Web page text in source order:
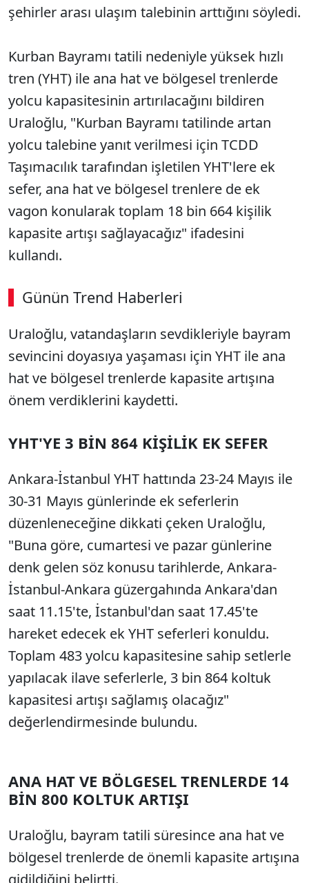
şehirler arası ulaşım talebinin arttığını söyledi.
Kurban Bayramı tatili nedeniyle yüksek hızlı
tren (YHT) ile ana hat ve bölgesel trenlerde
yolcu kapasitesinin artırılacağını bildiren
Uraloğlu, "Kurban Bayramı tatilinde artan
yolcu talebine yanıt verilmesi için TCDD
Taşımacılık tarafından işletilen YHT'lere ek
sefer, ana hat ve bölgesel trenlere de ek
vagon konularak toplam 18 bin 664 kişilik
kapasite artışı sağlayacağız" ifadesini
kullandı.
Günün Trend Haberleri
SÖZCÜ SON DAKİKA
Uraloğlu, vatandaşların sevdikleriyle bayram
sevincini doyasıya yaşaması için YHT ile ana
hat ve bölgesel trenlerde kapasite artışına
önem verdiklerini kaydetti.
YHT'YE 3 BİN 864 KİŞİLİK EK SEFER
Ankara-İstanbul YHT hattında 23-24 Mayıs ile
30-31 Mayıs günlerinde ek seferlerin
düzenleneceğine dikkati çeken Uraloğlu,
"Buna göre, cumartesi ve pazar günlerine
denk gelen söz konusu tarihlerde, Ankara-
İstanbul-Ankara güzergahında Ankara'dan
saat 11.15'te, İstanbul'dan saat 17.45'te
hareket edecek ek YHT seferleri konuldu.
Toplam 483 yolcu kapasitesine sahip setlerle
yapılacak ilave seferlerle, 3 bin 864 koltuk
kapasitesi artışı sağlamış olacağız"
değerlendirmesinde bulundu.
ANA HAT VE BÖLGESEL TRENLERDE 14
BİN 800 KOLTUK ARTIŞI
Uraloğlu, bayram tatili süresince ana hat ve
bölgesel trenlerde de önemli kapasite artışına
gidildiğini belirtti.